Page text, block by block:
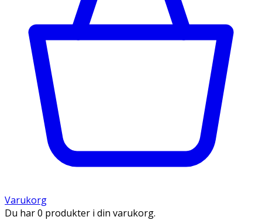
Varukorg
Du har 0 produkter i din varukorg.